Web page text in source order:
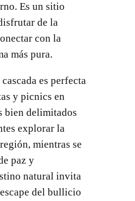
Es un sitio
de la
con la
más pura.
es perfecta
y picnics en
bien delimitados
explorar la
mientras se
paz y
natural invita
del bullicio